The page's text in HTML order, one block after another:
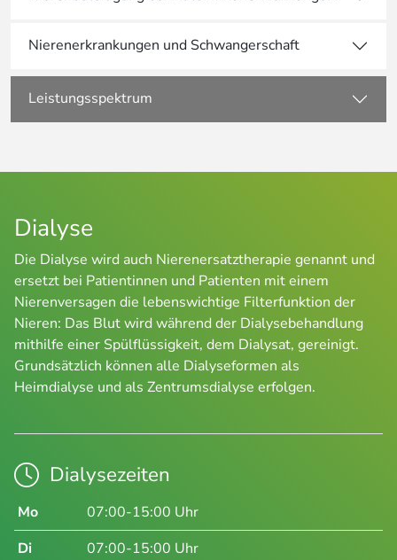
Nierenerkrankungen und Schwangerschaft
Leistungsspektrum
Dialyse
Die Dialyse wird auch Nierenersatztherapie genannt und
ersetzt bei Patientinnen und Patienten mit einem
Nierenversagen die lebenswichtige Filterfunktion der
Nieren: Das Blut wird während der Dialysebehandlung
mithilfe einer Spülflüssigkeit, dem Dialysat, gereinigt.
Grundsätzlich können alle Dialyseformen als
Heimdialyse und als Zentrumsdialyse erfolgen.
Dialysezeiten
Mo
07:00-15:00 Uhr
Di
07:00-15:00 Uhr